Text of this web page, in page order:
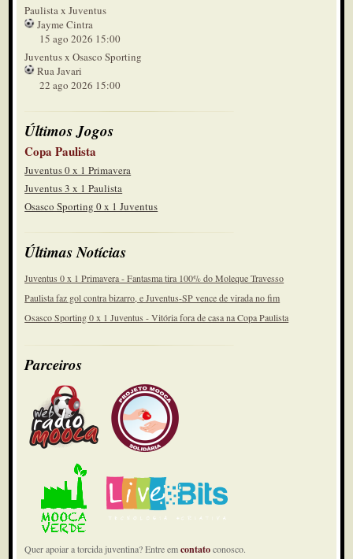
Paulista x Juventus
Jayme Cintra
15 ago 2026 15:00
Juventus x Osasco Sporting
Rua Javari
22 ago 2026 15:00
Últimos Jogos
Copa Paulista
Juventus 0 x 1 Primavera
Juventus 3 x 1 Paulista
Osasco Sporting 0 x 1 Juventus
Últimas Notícias
Juventus 0 x 1 Primavera - Fantasma tira 100% do Moleque Travesso
Paulista faz gol contra bizarro, e Juventus-SP vence de virada no fim
Osasco Sporting 0 x 1 Juventus - Vitória fora de casa na Copa Paulista
Parceiros
Quer apoiar a torcida juventina? Entre emcontatoconosco.